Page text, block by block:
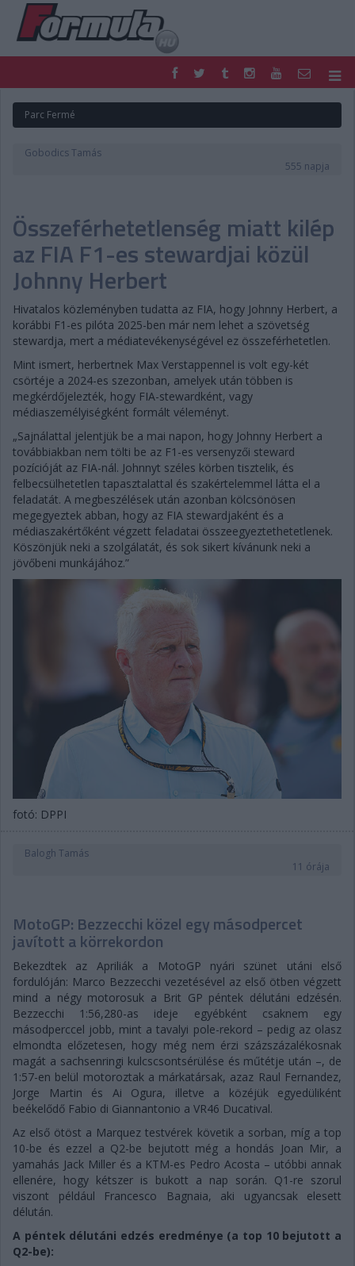
FORMULA
MOTOR
NEMZETKÖZI
DIGITÁLIS MAGAZIN
PONTÁLLÁSOK
Parc Fermé
Gobodics Tamás
555 napja
Összeférhetetlenség miatt kilép
az FIA F1-es stewardjai közül
Johnny Herbert
Hivatalos közleményben tudatta az FIA, hogy Johnny Herbert, a
korábbi F1-es pilóta 2025-ben már nem lehet a szövetség
stewardja, mert a médiatevékenységével ez összeférhetetlen.
Mint ismert, herbertnek Max Verstappennel is volt egy-két
csörtéje a 2024-es szezonban, amelyek után többen is
megkérdőjelezték, hogy FIA-stewardként, vagy
médiaszemélyiségként formált véleményt.
„Sajnálattal jelentjük be a mai napon, hogy Johnny Herbert a
továbbiakban nem tölti be az F1-es versenyzői steward
pozícióját az FIA-nál. Johnnyt széles körben tisztelik, és
felbecsülhetetlen tapasztalattal és szakértelemmel látta el a
feladatát. A megbeszélések után azonban kölcsönösen
megegyeztek abban, hogy az FIA stewardjaként és a
médiaszakértőként végzett feladatai összeegyeztethetetlenek.
Köszönjük neki a szolgálatát, és sok sikert kívánunk neki a
jövőbeni munkájához.”
fotó: DPPI
Balogh Tamás
11 órája
MotoGP: Bezzecchi közel egy másodpercet
javított a körrekordon
Bekezdtek az Apriliák a MotoGP nyári szünet utáni első
fordulóján: Marco Bezzecchi vezetésével az első ötben végzett
mind a négy motorosuk a Brit GP péntek délutáni edzésén.
Bezzecchi 1:56,280-as ideje egyébként csaknem egy
másodperccel jobb, mint a tavalyi pole-rekord – pedig az olasz
elmondta előzetesen, hogy még nem érzi százszázalékosnak
magát a sachsenringi kulcscsontsérülése és műtétje után –, de
1:57-en belül motoroztak a márkatársak, azaz Raul Fernandez,
Jorge Martin és Ai Ogura, illetve a közéjük egyedüliként
beékelődő Fabio di Giannantonio a VR46 Ducatival.
Az első ötöst a Marquez testvérek követik a sorban, míg a top
10-be és ezzel a Q2-be bejutott még a hondás Joan Mir, a
yamahás Jack Miller és a KTM-es Pedro Acosta – utóbbi annak
ellenére, hogy kétszer is bukott a nap során. Q1-re szorul
viszont például Francesco Bagnaia, aki ugyancsak elesett
délután.
A péntek délutáni edzés eredménye (a top 10 bejutott a
Q2-be):